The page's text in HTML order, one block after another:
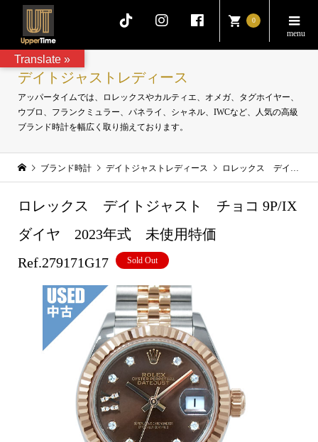
0
デイトジャストレディース
アッパータイムでは、ロレックスやカルティエ、オメガ、タグホイヤー、
ウブロ、フランクミュラー、パネライ、シャネル、IWCなど、人気の高級
ブランド時計を幅広く取り揃えております。
ブランド時計 デイトジャストレディース ロレックス デイトジャスト チョコ 9P/IXダイヤ 2023年式 未使用特価 Ref.279171G17
ロレックス デイトジャスト チョコ 9P/IX
ダイヤ 2023年式 未使用特価
Ref.279171G17
Sold Out
Translate »